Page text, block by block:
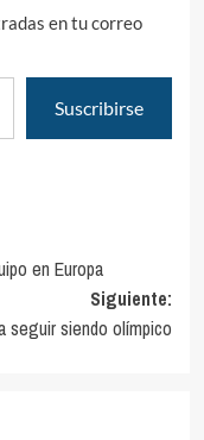
en tu correo
Suscribirse
en Europa
Siguiente:
seguir siendo olímpico